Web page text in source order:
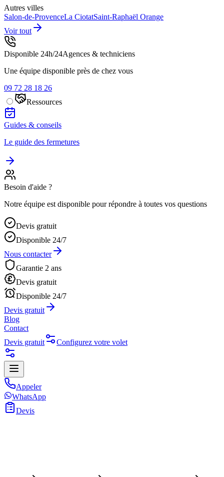
Autres villes
Salon-de-ProvenceLa CiotatSaint-Raphaël Orange
Voir tout
Disponible 24h/24Agences & techniciens
Une équipe disponible près de chez vous
09 72 28 18 26
Ressources
Guides & conseils
Le guide des fermetures
Besoin d'aide ?
Notre équipe est disponible pour répondre à toutes vos questions
Devis gratuit
Disponible 24/7
Nous contacter
Garantie 2 ans
Devis gratuit
Disponible 24/7
Devis gratuit
Blog
Contact
Devis gratuit
Configurez votre volet
Appeler
WhatsApp
Devis